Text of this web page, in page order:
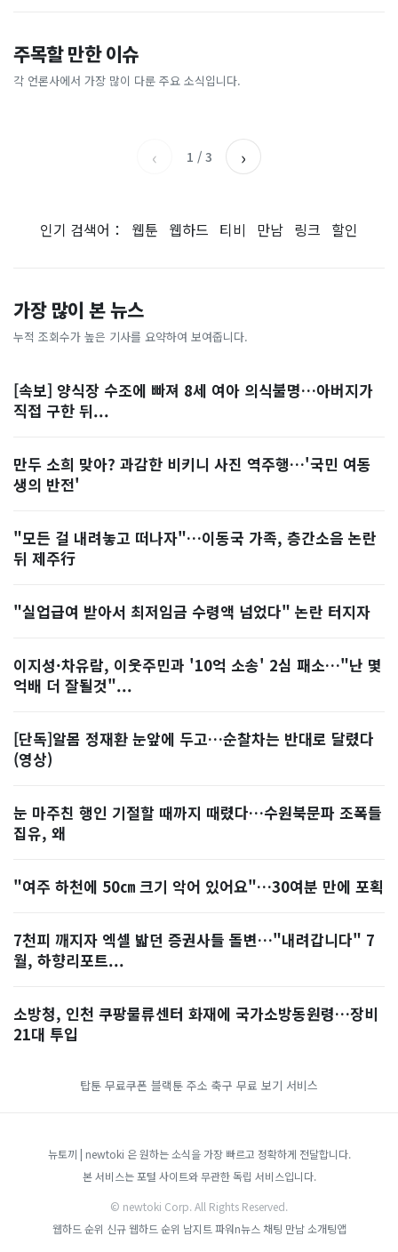
주목할 만한 이슈
각 언론사에서 가장 많이 다룬 주요 소식입니다.
홈플러스, 2000억원으로 '시
간'을 샀다
비즈워치
왜?매일경제
[날씨] 오늘 밤 또 내린다...내
륙 중심 최대 150mm
졌다...국산 53개 중소기업이
‹ 1 / 3 ›
인기 검색어： 웹툰 웹하드 티비 만남 링크 할인
가장 많이 본 뉴스
누적 조회수가 높은 기사를 요약하여 보여줍니다.
[속보] 양식장 수조에 빠져 8세 여아 의식불명…아버지가
직접 구한 뒤...
만두 소희 맞아? 과감한 비키니 사진 역주행…'국민 여동
생의 반전'
"모든 걸 내려놓고 떠나자"…이동국 가족, 층간소음 논란
뒤 제주行
"실업급여 받아서 최저임금 수령액 넘었다" 논란 터지자
이지성·차유람, 이웃주민과 '10억 소송' 2심 패소…"난 몇
억배 더 잘될것"...
[단독]알몸 정재환 눈앞에 두고…순찰차는 반대로 달렸다
(영상)
눈 마주친 행인 기절할 때까지 때렸다…수원북문파 조폭들
집유, 왜
"여주 하천에 50㎝ 크기 악어 있어요"…30여분 만에 포획
7천피 깨지자 엑셀 밟던 증권사들 돌변…"내려갑니다" 7
월, 하향리포트...
소방청, 인천 쿠팡물류센터 화재에 국가소방동원령…장비
21대 투입
탑툰 무료쿠폰 블랙툰 주소 축구 무료 보기 서비스
뉴토끼 | newtoki 은 원하는 소식을 가장 빠르고 정확하게 전달합니다.
본 서비스는 포털 사이트와 무관한 독립 서비스입니다.
© newtoki Corp. All Rights Reserved.
웹하드 순위 신규 웹하드 순위 남지트 파워n뉴스 채팅 만남 소개팅앱